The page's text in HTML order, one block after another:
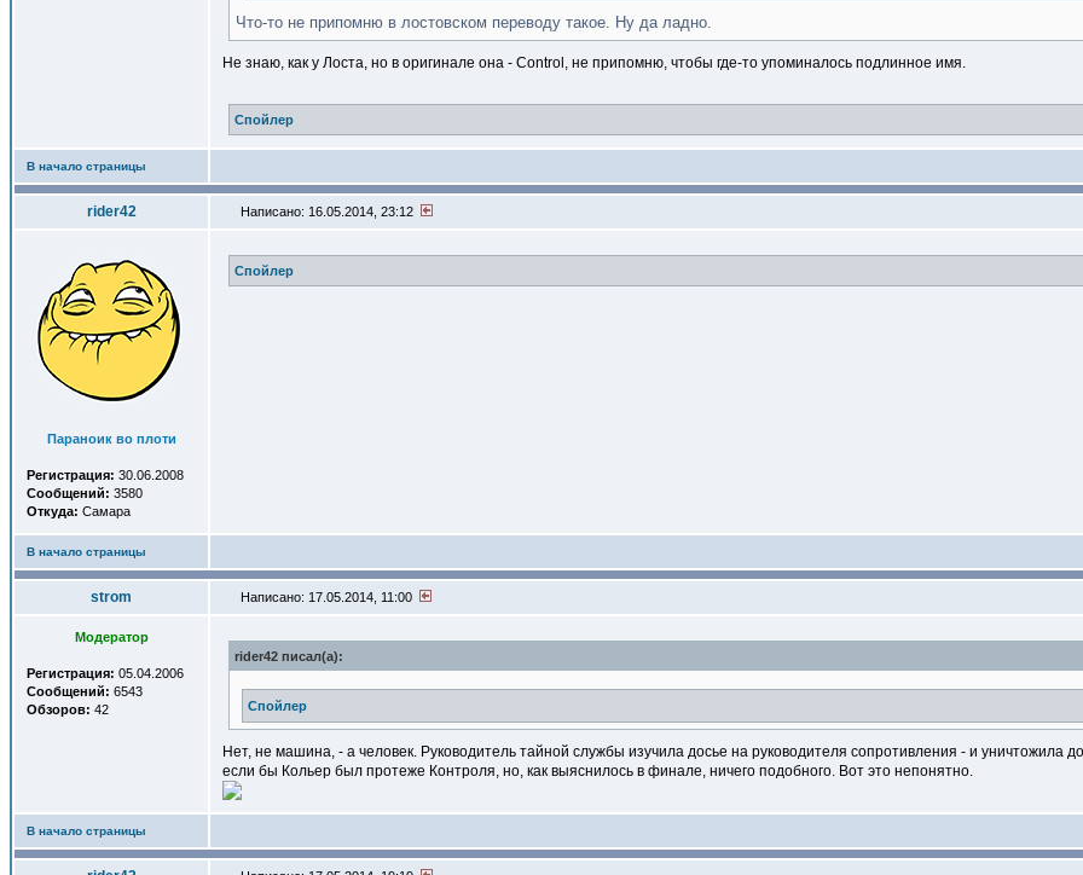
Что-то не припомню в лостовском переводу такое. Ну да ладно.
Не знаю, как у Лоста, но в оригинале она - Control, не припомню, чтобы где-то упоминалось подлинное имя.
Спойлер
В начало страницы
rider42 Написано: 16.05.2014, 23:12
Параноик во плоти
Регистрация: 30.06.2008
Сообщений: 3580
Откуда: Самара
Спойлер
В начало страницы
strom Написано: 17.05.2014, 11:00
Модератор
Регистрация: 05.04.2006
Сообщений: 6543
Обзоров: 42
rider42 писал(a):
Спойлер
Нет, не машина, - а человек. Руководитель тайной службы изучила досье на руководителя сопротивления - и уничтожила
если бы Кольер был протеже Контроля, но, как выяснилось в финале, ничего подобного. Вот это непонятно.
В начало страницы